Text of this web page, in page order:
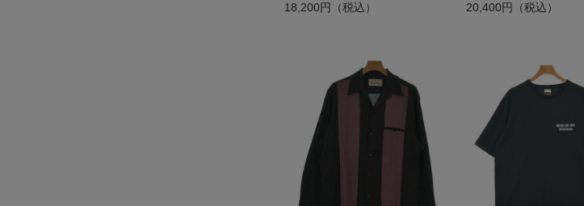
18,200円（税込） 20,400円（税込）